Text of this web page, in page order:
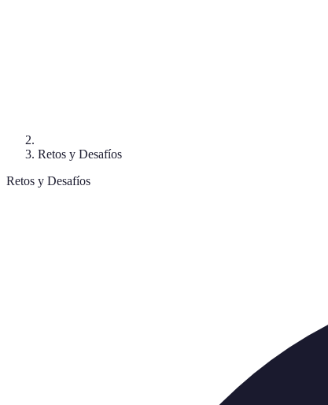
Retos y Desafíos
Retos y Desafíos